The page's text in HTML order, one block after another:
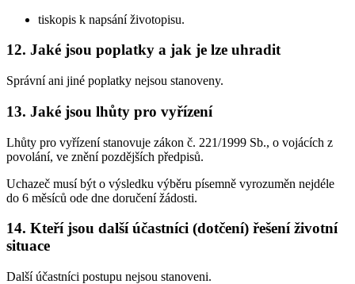
tiskopis k napsání životopisu.
12. Jaké jsou poplatky a jak je lze uhradit
Správní ani jiné poplatky nejsou stanoveny.
13. Jaké jsou lhůty pro vyřízení
Lhůty pro vyřízení stanovuje zákon č. 221/1999 Sb., o vojácích z
povolání, ve znění pozdějších předpisů.
Uchazeč musí být o výsledku výběru písemně vyrozuměn nejdéle
do 6 měsíců ode dne doručení žádosti.
14. Kteří jsou další účastníci (dotčení) řešení životní
situace
Další účastníci postupu nejsou stanoveni.